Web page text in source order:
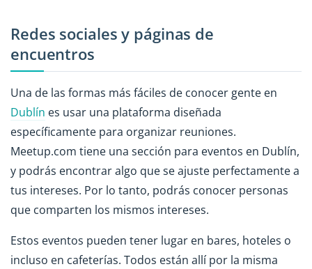
Redes sociales y páginas de
encuentros
Una de las formas más fáciles de conocer gente en
Dublín es usar una plataforma diseñada
específicamente para organizar reuniones.
Meetup.com tiene una sección para eventos en Dublín,
y podrás encontrar algo que se ajuste perfectamente a
tus intereses. Por lo tanto, podrás conocer personas
que comparten los mismos intereses.
Estos eventos pueden tener lugar en bares, hoteles o
incluso en cafeterías. Todos están allí por la misma